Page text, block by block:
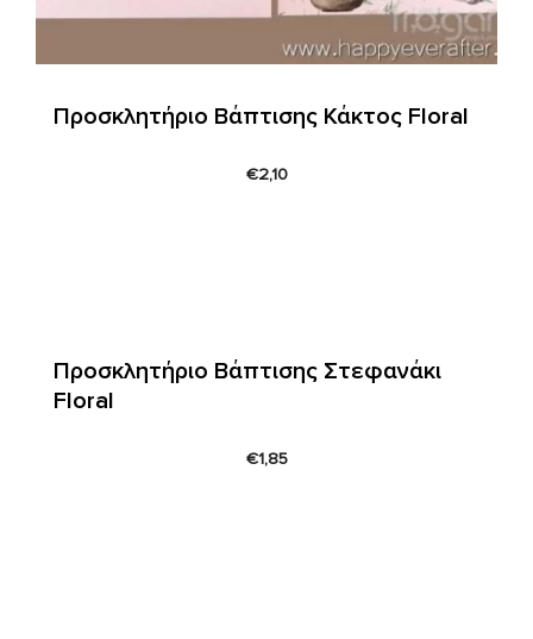
Προσκλητήριο Βάπτισης Κάκτος Floral
€2,10
Προσκλητήριο Βάπτισης Στεφανάκι
Floral
€1,85